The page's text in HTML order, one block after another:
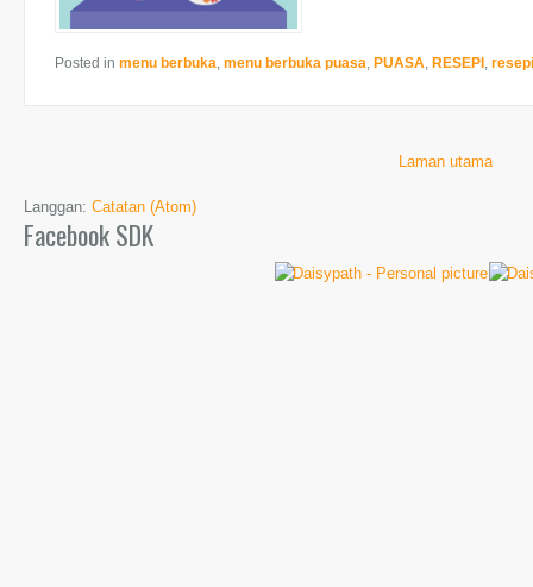
Posted in menu berbuka menu berbuka puasa PUASA RESEPI
Laman utama
Langgan: Catatan (Atom)
Facebook SDK